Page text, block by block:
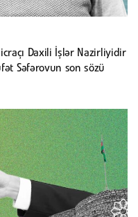
Daxili İşlər Nazirliyidir
Səfərovun son sözü